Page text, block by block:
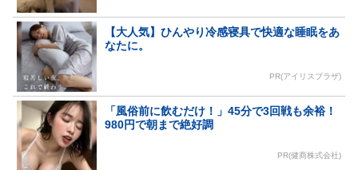
【大人気】ひんやり冷感寝具で快適な睡眠をあ
なたに。
PR(アイリスプラザ)
「風俗前に飲むだけ！」45分で3回戦も余裕！
980円で朝まで絶好調
PR(健商株式会社)